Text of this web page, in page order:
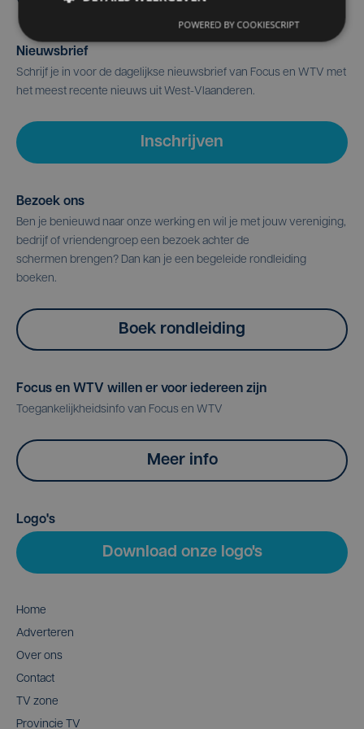
Nieuwsbrief
Schrijf je in voor de dagelijkse nieuwsbrief van Focus en WTV met
het meest recente nieuws uit West-Vlaanderen.
Inschrijven
Bezoek ons
Ben je benieuwd naar onze werking en wil je met jouw vereniging,
bedrijf of vriendengroep een bezoek achter de
schermen brengen? Dan kan je een begeleide rondleiding
boeken.
Boek rondleiding
Focus en WTV willen er voor iedereen zijn
Toegankelijkheidsinfo van Focus en WTV
Meer info
Logo's
Download onze logo's
Home
Adverteren
Over ons
Contact
TV zone
Provincie TV
POWERED BY COOKIESCRIPT